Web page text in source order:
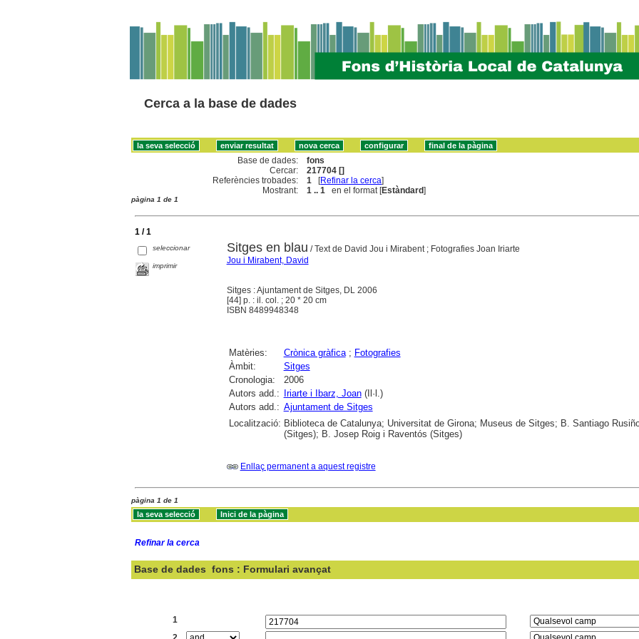
Cerca a la base de dades
Base de dades:
fons
Cercar:
217704 []
Referències trobades:
1 [Refinar la cerca]
Mostrant:
1 .. 1 en el format [Estàndard]
pàgina 1 de 1
1 / 1
seleccionar
imprimir
Sitges en blau / Text de David Jou i Mirabent ; Fotografies Joan Iriarte
Jou i Mirabent, David
Sitges : Ajuntament de Sitges, DL 2006
[44] p. : il. col. ; 20 * 20 cm
ISBN 8489948348
Matèries: Crònica gràfica; Fotografies
Àmbit:
Sitges
Cronologia:
2006
Autors add.:
Iriarte i Ibarz, Joan(Il·l.)
Autors add.: Ajuntament de Sitges
Localització: Biblioteca de Catalunya; Universitat de Girona; Museus de Sitges; B. Santiago
(Sitges); B. Josep Roig i Raventós (Sitges)
Enllaç permanent a aquest registre
pàgina 1 de 1
Refinar la cerca
Base de dades fons : Formulari avançat
1